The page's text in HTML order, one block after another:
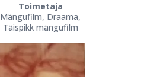
Toimetaja
Mängufilm, Draama,
Täispikk mängufilm